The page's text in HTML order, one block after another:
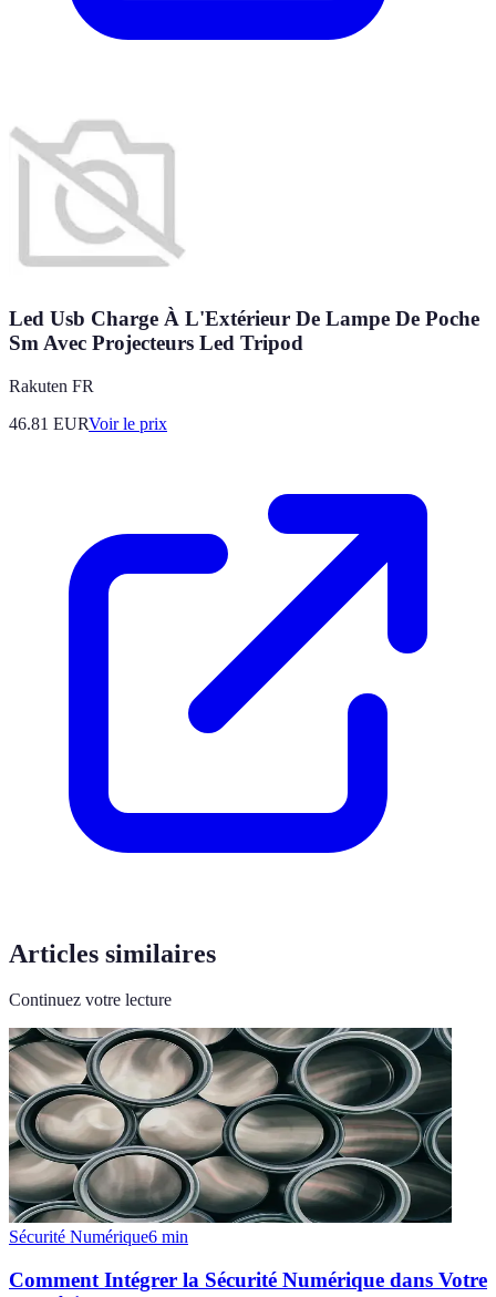
Led Usb Charge À L'Extérieur De Lampe De Poche
Sm Avec Projecteurs Led Tripod
Rakuten FR
46.81 EURVoir le prix
Articles similaires
Continuez votre lecture
Sécurité Numérique6 min
Comment Intégrer la Sécurité Numérique dans Votre